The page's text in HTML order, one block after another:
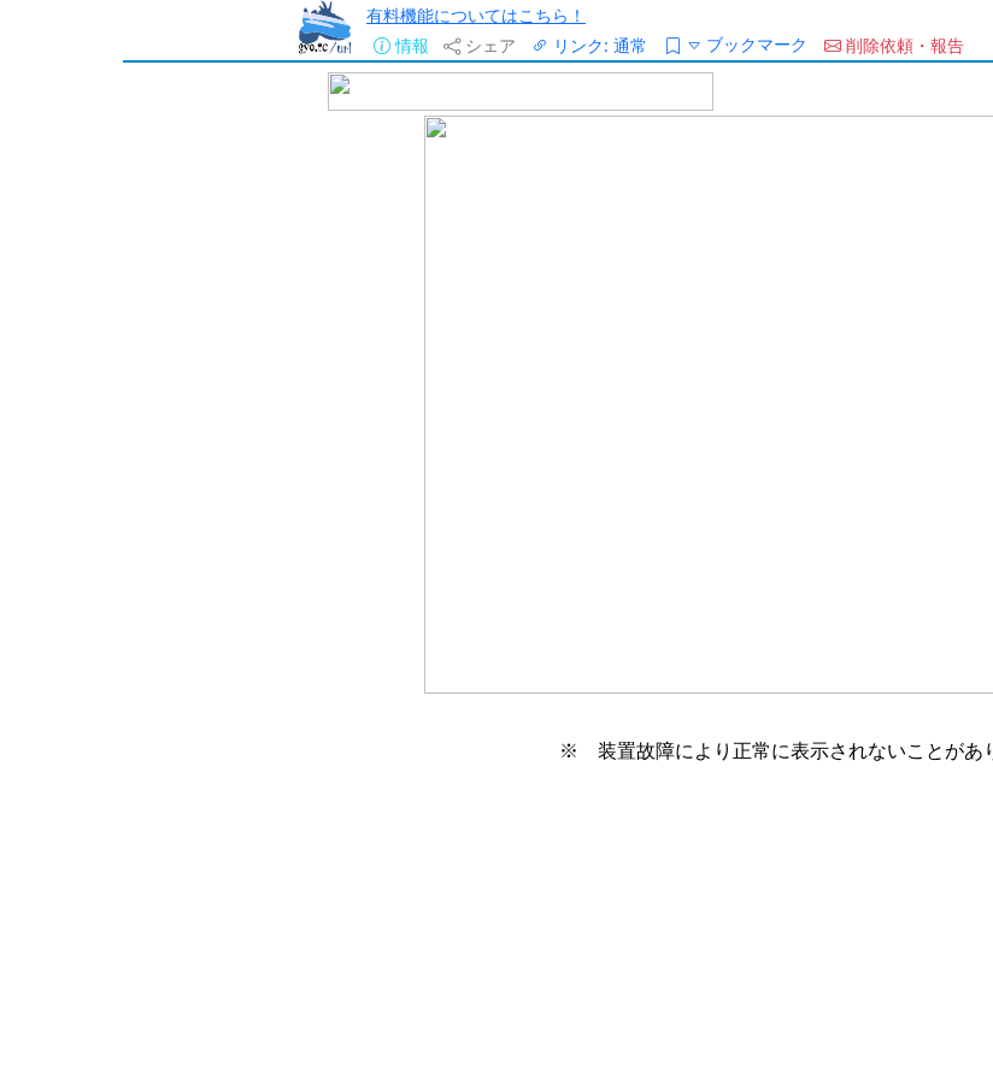
有料機能についてはこちら！
情報
シェア リンク: 通常 ブックマーク 削除依頼・報告